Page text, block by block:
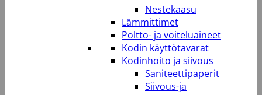
Nestekaasu
Lämmittimet
Poltto- ja voiteluaineet
Kodin käyttötavarat
Kodinhoito ja siivous
Saniteettipaperit
Siivous-ja